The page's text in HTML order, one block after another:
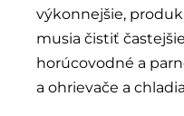
výkonnejšie,
musia čistiť
horúcovodné a
a ohrievače a